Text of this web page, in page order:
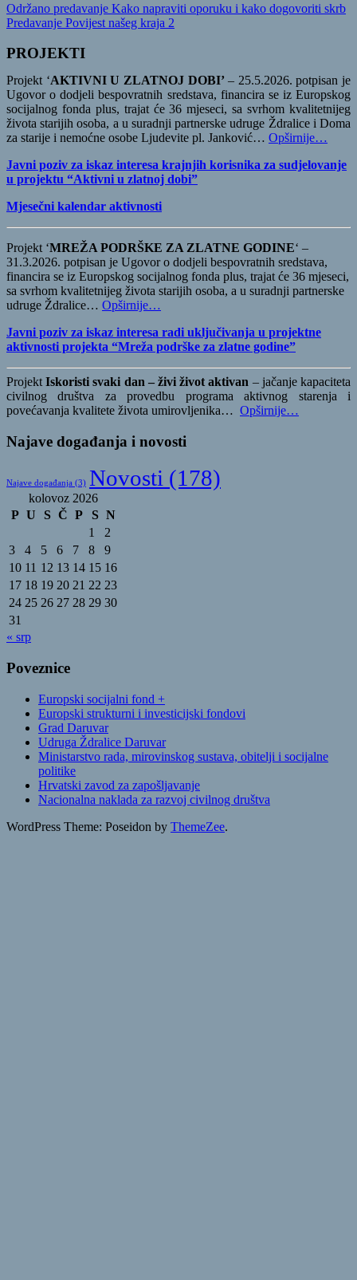
Navigacija
objava
Previous
Post:
Održano predavanje Kako napraviti oporuku i kako dogovoriti skrb
Next
Predavanje Povijest našeg kraja 2
PROJEKTI
Projekt ‘AKTIVNI U ZLATNOJ DOBI’– 25.5.2026. potpisan je
Ugovor o dodjeli bespovratnih sredstava, financira se iz Europskog
socijalnog fonda plus, trajat će 36 mjeseci, sa svrhom kvalitetnijeg
života starijih osoba, a u suradnji partnerske udruge Ždralice i Doma
za starije i nemoćne osobe Ljudevite pl. Janković… Opširnije…
Javni poziv za iskaz interesa krajnjih korisnika za sudjelovanje
u projektu “Aktivni u zlatnoj dobi”
Mjesečni kalendar aktivnosti
Projekt ‘MREŽA PODRŠKE ZA ZLATNE GODINE‘ –
31.3.2026. potpisan je Ugovor o dodjeli bespovratnih sredstava,
financira se iz Europskog socijalnog fonda plus, trajat će 36 mjeseci,
sa svrhom kvalitetnijeg života starijih osoba, a u suradnji partnerske
udruge Ždralice… Opširnije…
Javni poziv za iskaz interesa radi uključivanja u projektne
aktivnosti projekta “Mreža podrške za zlatne godine”
ProjektIskoristi svaki dan – živi život aktivan – jačanje kapaciteta
civilnog društva za provedbu programa aktivnog starenja i
povećavanja kvalitete života umirovljenika… Opširnije…
Najave događanja i novosti
Najave događanja (3) Novosti (178)
kolovoz 2026
P U S Č P S N
1
2
3
4 5 6 7 8
9
10 11 12 13 14 15 16
17 18 19 20 21 22 23
24 25 26 27 28 29 30
31
« srp
Poveznice
Europski socijalni fond +
Europski strukturni i investicijski fondovi
Grad Daruvar
Udruga Ždralice Daruvar
Ministarstvo rada, mirovinskog sustava, obitelji i socijalne
politike
Hrvatski zavod za zapošljavanje
Nacionalna naklada za razvoj civilnog društva
WordPress Theme: Poseidon by ThemeZee.